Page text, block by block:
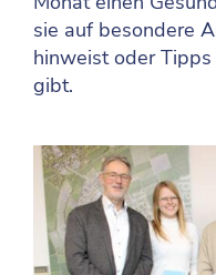
sie auf besondere
hinweist oder
gibt.